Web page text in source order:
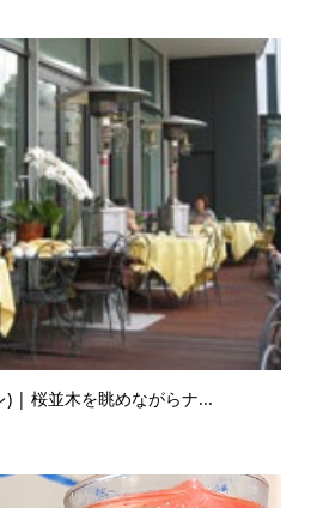
) | 桜並木を眺めながらナ...